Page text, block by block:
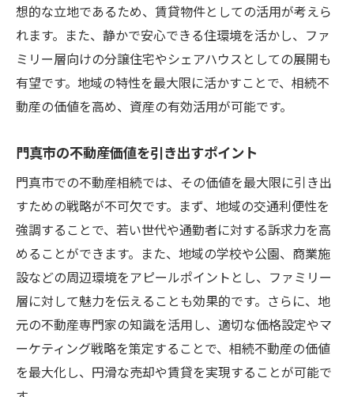
想的な立地であるため、賃貸物件としての活用が考えら
れます。また、静かで安心できる住環境を活かし、ファ
ミリー層向けの分譲住宅やシェアハウスとしての展開も
有望です。地域の特性を最大限に活かすことで、相続不
動産の価値を高め、資産の有効活用が可能です。
門真市の不動産価値を引き出すポイント
門真市での不動産相続では、その価値を最大限に引き出
すための戦略が不可欠です。まず、地域の交通利便性を
強調することで、若い世代や通勤者に対する訴求力を高
めることができます。また、地域の学校や公園、商業施
設などの周辺環境をアピールポイントとし、ファミリー
層に対して魅力を伝えることも効果的です。さらに、地
元の不動産専門家の知識を活用し、適切な価格設定やマ
ーケティング戦略を策定することで、相続不動産の価値
を最大化し、円滑な売却や賃貸を実現することが可能で